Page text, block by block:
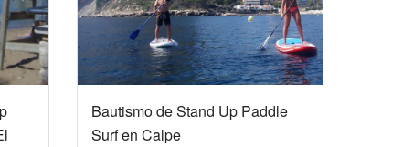
Bautismo de Stand Up Paddle
Surf en Calpe